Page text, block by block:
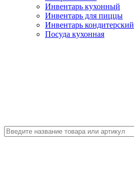
Инвентарь кухонный
Инвентарь для пиццы
Инвентарь кондитерский
Посуда кухонная